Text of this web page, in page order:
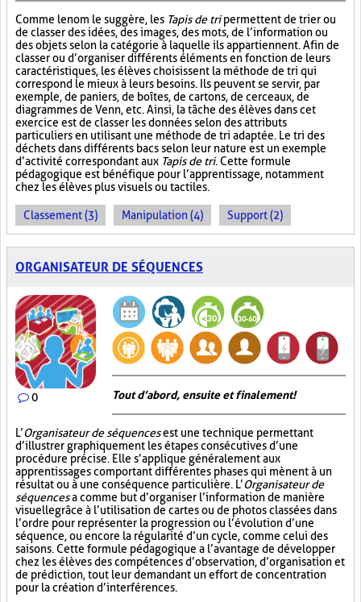
Comme le nom le suggère, les Tapis de tripermettent de trier ou
de classer des idées, des images, des mots, de l’information ou
des objets selon la catégorie à laquelle ils appartiennent. Afin de
classer ou d’organiser différents éléments en fonction de leurs
caractéristiques, les élèves choisissent la méthode de tri qui
correspond le mieux à leurs besoins. Ils peuvent se servir, par
exemple, de paniers, de boîtes, de cartons, de cerceaux, de
diagrammes de Venn, etc. Ainsi, la tâche des élèves dans cet
exercice est de classer les données selon des attributs
particuliers en utilisant une méthode de tri adaptée. Le tri des
déchets dans différents bacs selon leur nature est un exemple
d’activité correspondant aux Tapis de tri. Cette formule
pédagogique est bénéfique pour l’apprentissage, notamment
chez les élèves plus visuels ou tactiles.
Classement (3) Manipulation (4) Support (2)
ORGANISATEUR DE SÉQUENCES
0 Tout d’abord, ensuite et finalement!
L’Organisateur de séquencesest une technique permettant
d’illustrer graphiquement les étapes consécutives d’une
procédure précise. Elle s’applique généralement aux
apprentissages comportant différentes phases qui mènent à un
résultat ou à une conséquence particulière. L’Organisateur de
séquencesa comme but d’organiser l’information de manière
visuellegrâce à l’utilisation de cartes ou de photos classées dans
l’ordre pour représenter la progression ou l’évolution d’une
séquence, ou encore la régularité d’un cycle, comme celui des
saisons. Cette formule pédagogique a l’avantage de développer
chez les élèves des compétences d’observation, d’organisation et
de prédiction, tout leur demandant un effort de concentration
pour la création d’interférences.